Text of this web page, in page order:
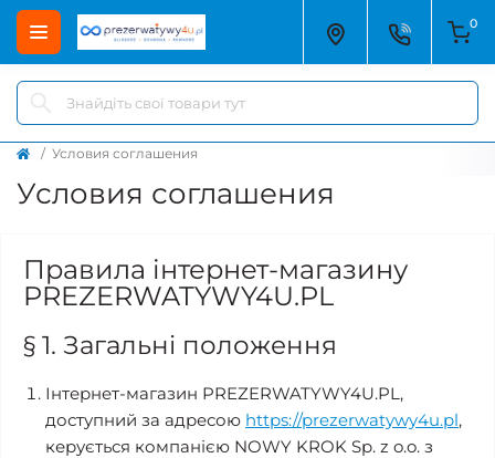
0
Условия соглашения
Условия соглашения
Правила інтернет-магазину
PREZERWATYWY4U.PL
§ 1. Загальні положення
Інтернет-магазин PREZERWATYWY4U.PL,
доступний за адресою https://prezerwatywy4u.pl,
керується компанією NOWY KROK Sp. z o.o. з